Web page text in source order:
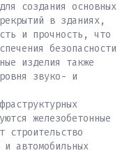
создания основных
в зданиях,
и прочность, что
безопасности
изделия также
звуко- и
железобетонные
строительство
автомобильных